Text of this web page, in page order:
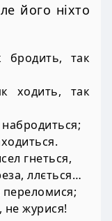
його ніхто
так
ходить, так
гнеться,
ллється…
переломися;
не журися!